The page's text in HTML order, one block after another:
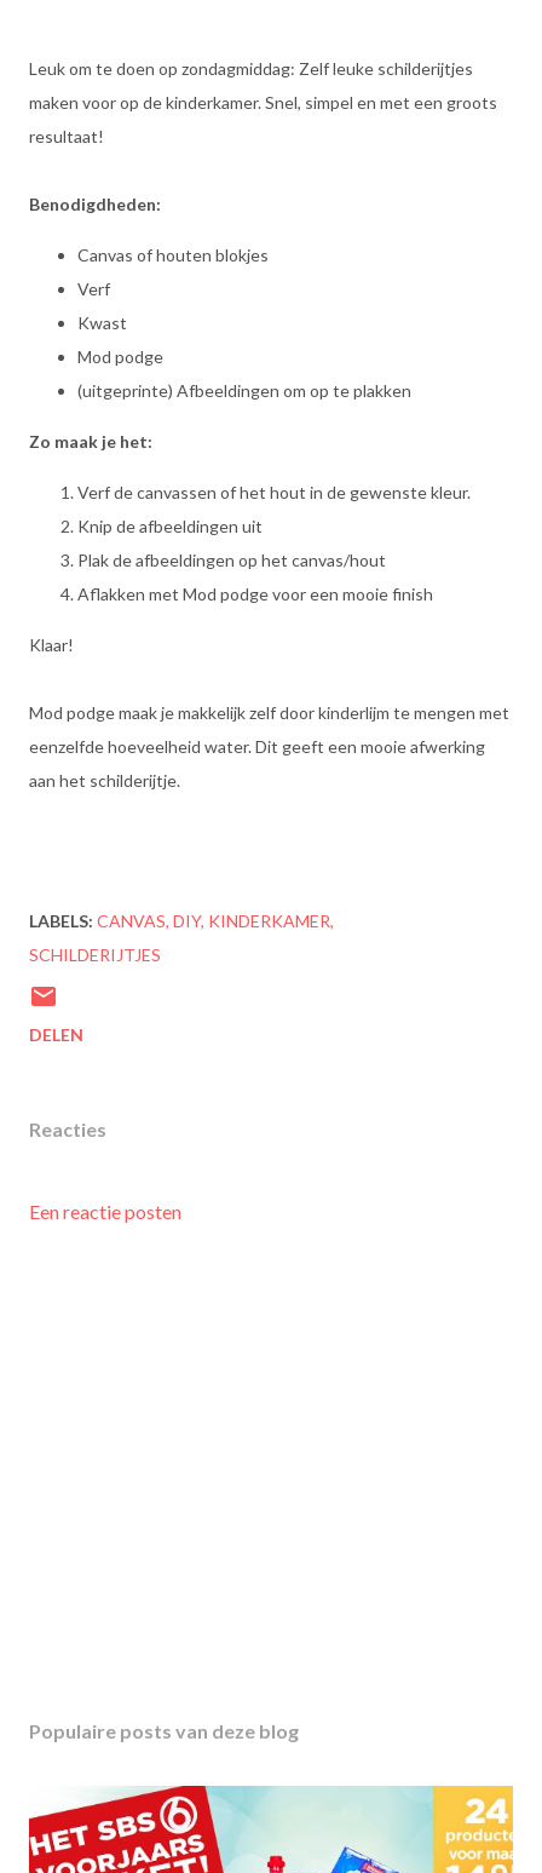
Leuk om te doen op zondagmiddag: Zelf leuke schilderijtjes
maken voor op de kinderkamer. Snel, simpel en met een groots
resultaat!
Benodigdheden:
Canvas of houten blokjes
Verf
Kwast
Mod podge
(uitgeprinte) Afbeeldingen om op te plakken
Zo maak je het:
Verf de canvassen of het hout in de gewenste kleur.
Knip de afbeeldingen uit
Plak de afbeeldingen op het canvas/hout
Aflakken met Mod podge voor een mooie finish
Klaar!
Mod podge maak je makkelijk zelf door kinderlijm te mengen met
eenzelfde hoeveelheid water. Dit geeft een mooie afwerking
aan het schilderijtje.
LABELS: CANVAS DIY KINDERKAMER
SCHILDERIJTJES
DELEN
Reacties
Een reactie posten
Populaire posts van deze blog